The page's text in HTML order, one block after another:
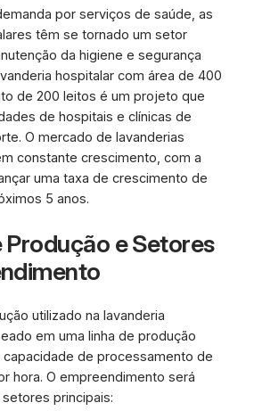
por serviços de saúde, as
têm se tornado um setor
da higiene e segurança
hospitalar com área de 400
de 200 leitos é um projeto que
de hospitais e clínicas de
O mercado de lavanderias
constante crescimento, com a
uma taxa de crescimento de
5 anos.
e Setores
utilizado na lavanderia
em uma linha de produção
capacidade de processamento de
hora. O empreendimento será
principais: